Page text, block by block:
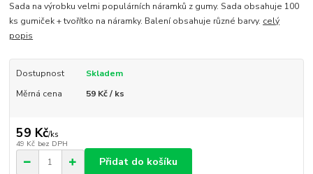
Sada na výrobku velmi populárních náramků z gumy. Sada obsahuje 100
ks gumiček + tvořítko na náramky. Balení obsahuje různé barvy. celý
popis
Dostupnost
Skladem
Měrná cena
59 Kč / ks
59 Kč/ks
49 Kč bez DPH
Přidat do košíku